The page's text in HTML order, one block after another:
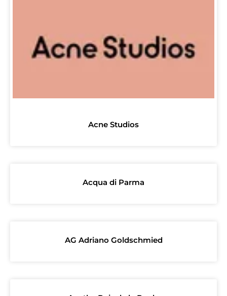
Acne Studios
Acqua di Parma
AG Adriano Goldschmied